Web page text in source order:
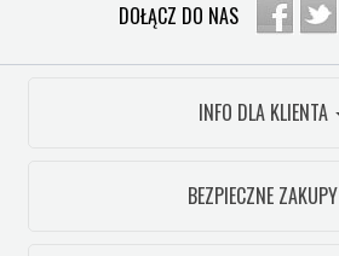
DOŁĄCZ DO NAS
INFO DLA KLIENTA
BEZPIECZNE ZAKUPY